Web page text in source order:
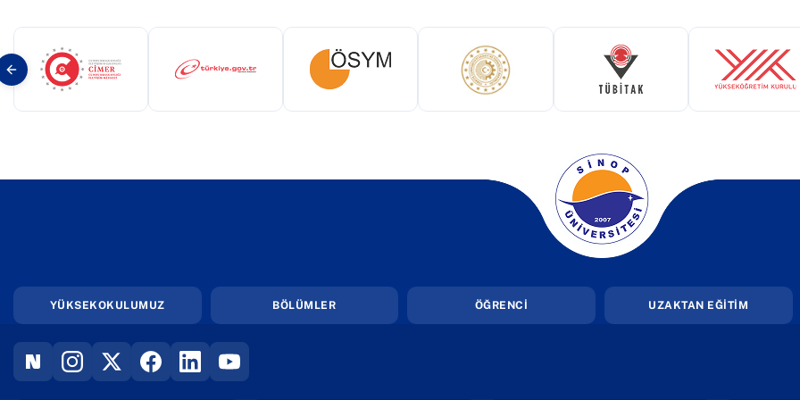
(yeni sekmede açılır) (yeni sekmede açılır)(yeni sekmede açılır)(yeni sekmede açılır)(yeni sekmede açılır)(yeni
(yeni sekmede açılır)
YÜKSEKOKULUMUZ BÖLÜMLER ÖĞRENCİ UZAKTAN EĞİTİM
(YENI SEKMEDE AÇILIR)
(YENI SEKMEDE AÇILIR)
(YENI SEKMEDE AÇILIR)
(YENI SEKMEDE AÇILIR)
(YENI SEKMEDE AÇILIR)
(YENI SEKMEDE AÇILIR)